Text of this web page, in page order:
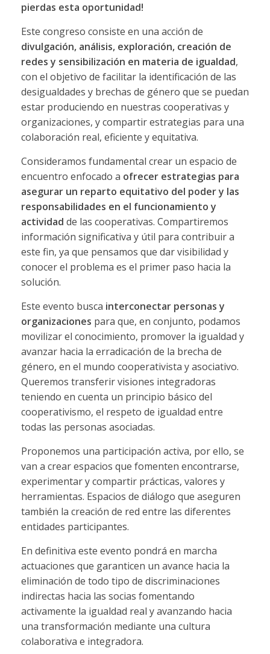
pierdas esta oportunidad!
Este congreso consiste en una acción de
divulgación, análisis, exploración, creación de
redes y sensibilización en materia de igualdad,
con el objetivo de facilitar la identificación de las
desigualdades y brechas de género que se puedan
estar produciendo en nuestras cooperativas y
organizaciones, y compartir estrategias para una
colaboración real, eficiente y equitativa.
Consideramos fundamental crear un espacio de
encuentro enfocado a ofrecer estrategias para
asegurar un reparto equitativo del poder y las
responsabilidades en el funcionamiento y
actividad de las cooperativas. Compartiremos
información significativa y útil para contribuir a
este fin, ya que pensamos que dar visibilidad y
conocer el problema es el primer paso hacia la
solución.
Este evento busca interconectar personas y
organizaciones para que, en conjunto, podamos
movilizar el conocimiento, promover la igualdad y
avanzar hacia la erradicación de la brecha de
género, en el mundo cooperativista y asociativo.
Queremos transferir visiones integradoras
teniendo en cuenta un principio básico del
cooperativismo, el respeto de igualdad entre
todas las personas asociadas.
Proponemos una participación activa, por ello, se
van a crear espacios que fomenten encontrarse,
experimentar y compartir prácticas, valores y
herramientas. Espacios de diálogo que aseguren
también la creación de red entre las diferentes
entidades participantes.
En definitiva este evento pondrá en marcha
actuaciones que garanticen un avance hacia la
eliminación de todo tipo de discriminaciones
indirectas hacia las socias fomentando
activamente la igualdad real y avanzando hacia
una transformación mediante una cultura
colaborativa e integradora.